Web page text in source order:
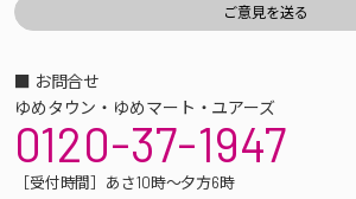
■ お問合せ
ゆめタウン・ゆめマート・ユアーズ
0120-37-1947
［受付時間］あさ10時～夕方6時